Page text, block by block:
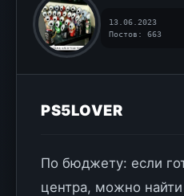
13.06.2023
Постов: 663
PS5LOVER
По бюджету: если
центра, можно